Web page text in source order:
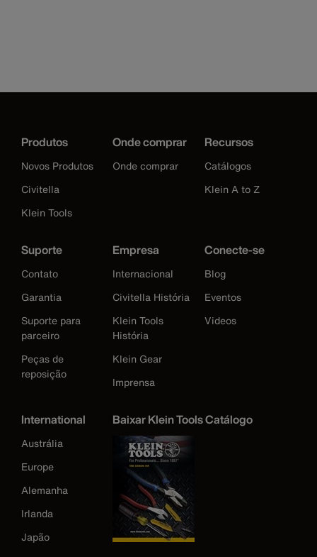
Produtos
Novos Produtos
Civitella
Klein Tools
Onde comprar
Onde comprar
Recursos
Catálogos
Klein A to Z
Suporte
Contato
Garantia
Suporte para
parceiro
Peças de
reposição
Empresa
Internacional
Civitella História
Klein Tools
História
Klein Gear
Imprensa
Conecte-se
Blog
Eventos
Videos
International
Austrália
Europe
Alemanha
Irlanda
Japão
Baixar Klein Tools Catálogo